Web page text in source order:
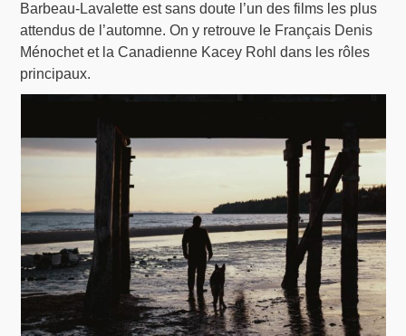
Barbeau-Lavalette est sans doute l’un des films les plus
attendus de l’automne. On y retrouve le Français Denis
Ménochet et la Canadienne Kacey Rohl dans les rôles
principaux.